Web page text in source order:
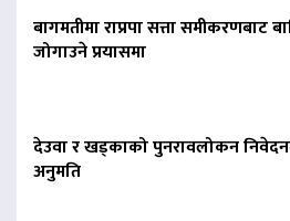
बागमतीमा राप्रपा सत्ता समीकरणबाट
जोगाउने प्रयासमा
देउवा र खड्काको पुनरावलोकन
अनुमति